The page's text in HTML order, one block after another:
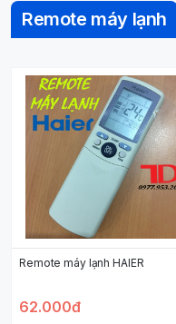
Remote máy lạnh
Remote máy lạnh HAIER
62.000đ